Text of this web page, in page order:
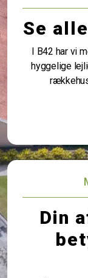
Se
I B42 har vi
hyggelige
Din